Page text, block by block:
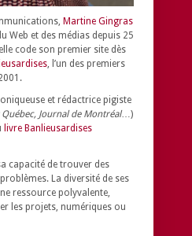
Martine Gingras
Web et des médias depuis 25
code son premier site dès
, l’un des premiers
et rédactrice pigiste
Journal de Montréal…)
livre Banlieusardises
capacité de trouver des
La diversité de ses
ressource polyvalente,
les projets, numériques ou